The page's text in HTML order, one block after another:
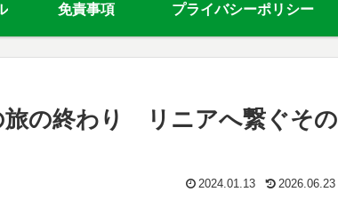
免責事項 プライバシーポリシー
の終わり リニアへ繋ぐその
2024.01.13 2026.06.23